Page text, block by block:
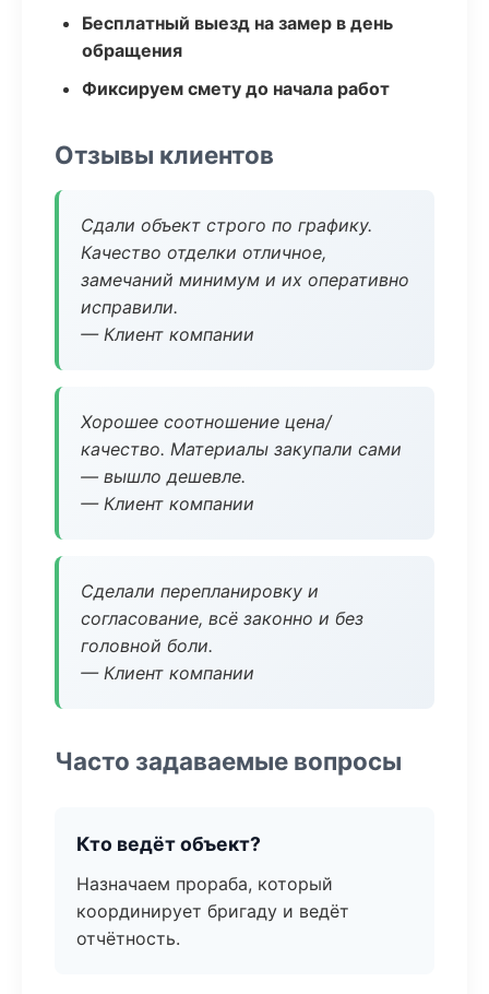
Бесплатный выезд на замер в день
обращения
Фиксируем смету до начала работ
Отзывы клиентов
Сдали объект строго по графику.
Качество отделки отличное,
замечаний минимум и их оперативно
исправили.
— Клиент компании
Хорошее соотношение цена/
качество. Материалы закупали сами
— вышло дешевле.
— Клиент компании
Сделали перепланировку и
согласование, всё законно и без
головной боли.
— Клиент компании
Часто задаваемые вопросы
Кто ведёт объект?
Назначаем прораба, который
координирует бригаду и ведёт
отчётность.